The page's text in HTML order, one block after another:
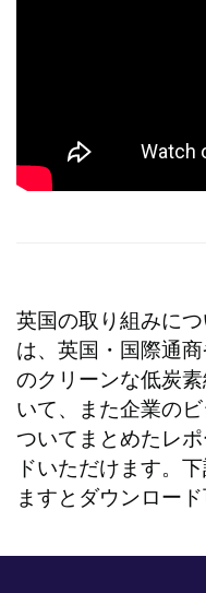
英国の取り組みに
は、英国・国際通
のクリーンな低炭
いて、また企業の
ついてまとめたレ
ドいただけます。
ますとダウンロー